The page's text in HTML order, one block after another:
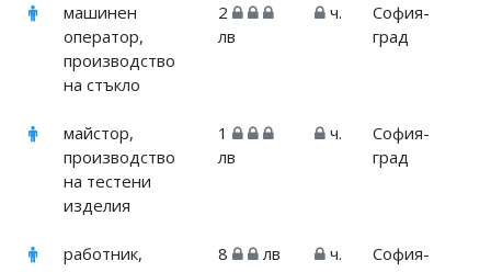
машинен
оператор,
производство
на стъкло
2
лв
ч.
София-
град
майстор,
производство
на тестени
изделия
1
лв
ч.
София-
град
работник,
8 лв ч.
София-